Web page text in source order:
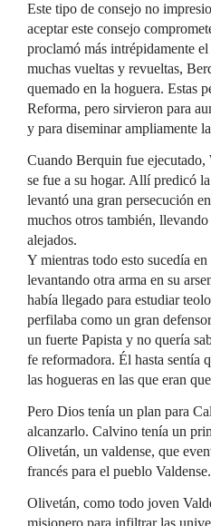
Este tipo de consejo no
aceptar este consejo
proclamó más intrépidamente
muchas vueltas y revueltas,
quemado en la hoguera. Estas
Reforma, pero sirvieron para
y para diseminar ampliamente
Cuando Berquin fue
se fue a su hogar. Allí predicó
levantó una gran persecución
muchos otros también,
alejados.
Y mientras todo esto sucedía
levantando otra arma en su
había llegado para estudiar
perfilaba como un gran
un fuerte Papista y no quería
fe reformadora. Él hasta sentía
las hogueras en las que eran
Pero Dios tenía un plan para
alcanzarlo. Calvino tenía un
Olivetán, un valdense, que
francés para el pueblo Valdense.
Olivetán, como todo joven
misionero para infiltrar las